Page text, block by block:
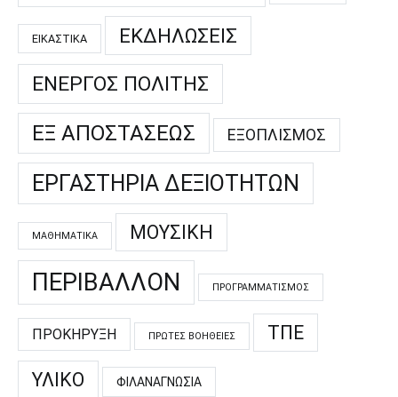
ΕΙΚΑΣΤΙΚΆ ΕΚΔΗΛΏΣΕΙΣ
ΕΝΕΡΓΌΣ ΠΟΛΊΤΗΣ
ΕΞ ΑΠΟΣΤΆΣΕΩΣ ΕΞΟΠΛΙΣΜΌΣ
ΕΡΓΑΣΤΉΡΙΑ ΔΕΞΙΟΤΉΤΩΝ
ΜΑΘΗΜΑΤΙΚΆ ΜΟΥΣΙΚΉ
ΠΕΡΙΒΆΛΛΟΝ ΠΡΟΓΡΑΜΜΑΤΙΣΜΌΣ
ΠΡΟΚΉΡΥΞΗ ΠΡΏΤΕΣ ΒΟΉΘΕΙΕΣ ΤΠΕ
ΥΛΙΚΌ ΦΙΛΑΝΑΓΝΩΣΊΑ